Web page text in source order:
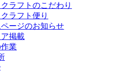
ラフトのこだわり
ラフト便り
ージのお知らせ
ア掲載
業